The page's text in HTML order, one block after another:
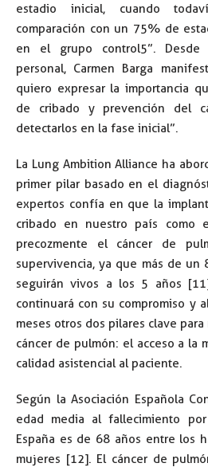
estadio inicial, cuando
comparación con un 75% de
en el grupo control5”. Desde
personal, Carmen Barga
quiero expresar la importancia
de cribado y prevención del
detectarlos en la fase inicial”.
La Lung Ambition Alliance ha
primer pilar basado en el
expertos confía en que la
cribado en nuestro país como
precozmente el cáncer de
supervivencia, ya que más de un
seguirán vivos a los 5 años
continuará con su compromiso y
meses otros dos pilares clave
cáncer de pulmón: el acceso a la
calidad asistencial al paciente.
Según la Asociación Española
edad media al fallecimiento
España es de 68 años entre los
mujeres [12]. El cáncer de